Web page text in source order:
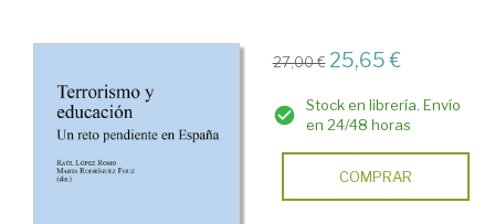
27,00 € 25,65 €
Stock en librería. Envío
en 24/48 horas
COMPRAR